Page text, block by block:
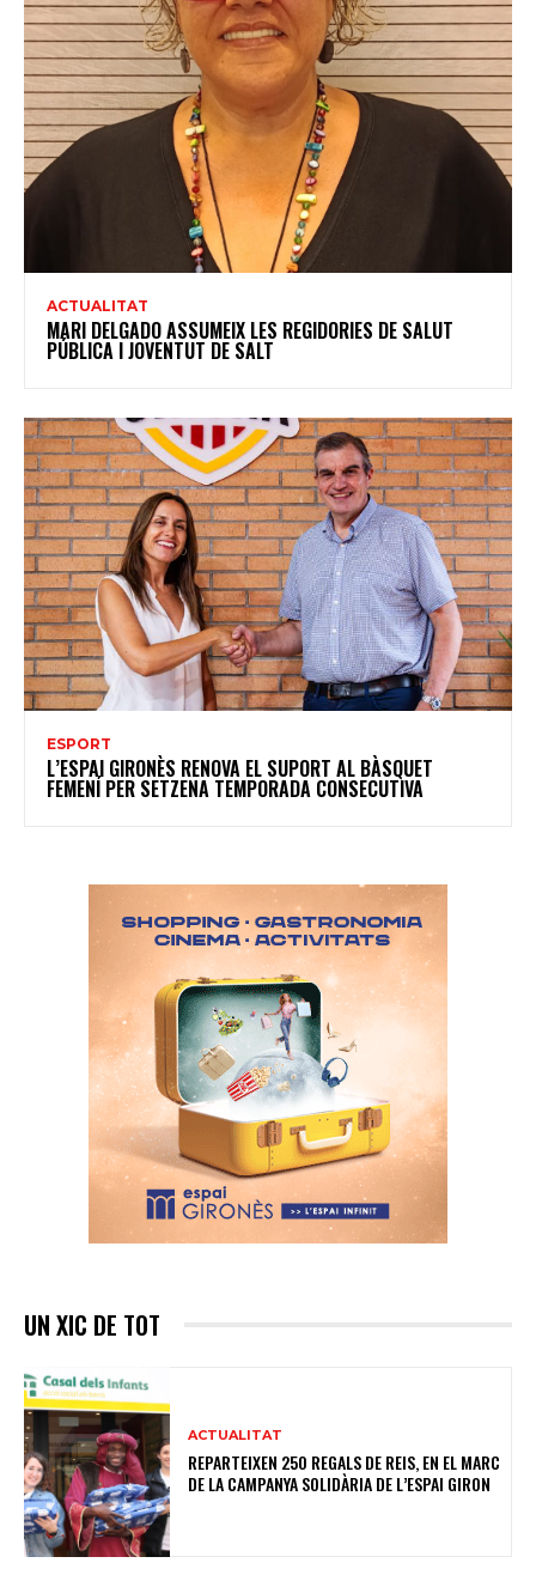
ACTUALITAT
MARI DELGADO ASSUMEIX LES REGIDORIES DE SALUT
PÚBLICA I JOVENTUT DE SALT
ESPORT
L’ESPAI GIRONÈS RENOVA EL SUPORT AL BÀSQUET
FEMENÍ PER SETZENA TEMPORADA CONSECUTIVA
UN XIC DE TOT
ACTUALITAT
REPARTEIXEN 250 REGALS DE REIS, EN EL MARC
DE LA CAMPANYA SOLIDÀRIA DE L’ESPAI GIRON